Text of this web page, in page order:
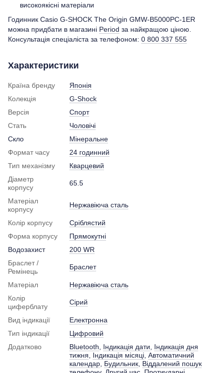
високоякісні матеріали
Годинник Casio G-SHOCK The Origin GMW-B5000PC-1ER
можна придбати в магазині Period за найкращою ціною.
Консультація спеціаліста за телефоном: 0 800 337 555
Характеристики
Країна бренду
Японія
Колекція
G-Shock
Версія
Спорт
Стать
Чоловічі
Скло
Мінеральне
Формат часу
24 годинний
Тип механізму
Кварцевий
Діаметр
корпусу
65.5
Матеріал
корпусу
Нержавіюча сталь
Колір корпусу
Сріблястий
Форма корпусу
Прямокутні
Водозахист
200 WR
Браслет /
Ремінець
Браслет
Матеріал
Нержавіюча сталь
Колір
циферблату
Сірий
Вид індикації
Електронна
Тип індикації
Цифровий
Додатково
Bluetooth Індикація дати
Індикація дня
тижня
Індикація місяці Автоматичний
календар Будильник Віддалений пошук